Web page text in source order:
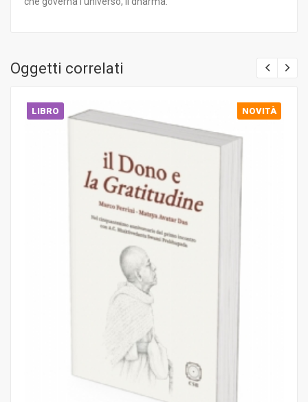
Oggetti correlati
LIBRO NOVITÀ